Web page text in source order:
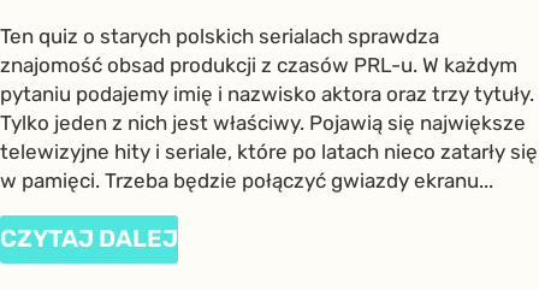
Ten quiz o starych polskich serialach sprawdza
znajomość obsad produkcji z czasów PRL-u. W każdym
pytaniu podajemy imię i nazwisko aktora oraz trzy tytuły.
Tylko jeden z nich jest właściwy. Pojawią się największe
telewizyjne hity i seriale, które po latach nieco zatarły się
w pamięci. Trzeba będzie połączyć gwiazdy ekranu...
CZYTAJ DALEJ